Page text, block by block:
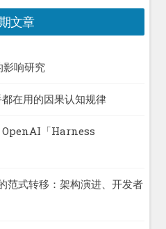
文章
响研究
在用的因果认知规律
OpenAI「Harness
范式转移：架构演进、开发者